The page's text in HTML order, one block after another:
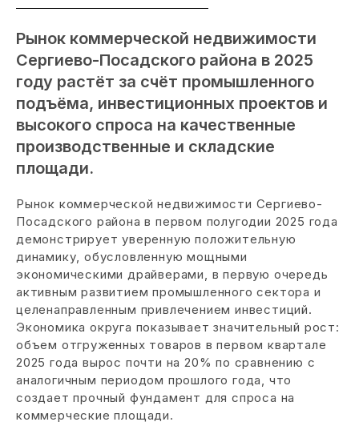
Рынок коммерческой недвижимости
Сергиево-Посадского района в 2025
году растёт за счёт промышленного
подъёма, инвестиционных проектов и
высокого спроса на качественные
производственные и складские
площади.
Рынок коммерческой недвижимости Сергиево-
Посадского района в первом полугодии 2025 года
демонстрирует уверенную положительную
динамику, обусловленную мощными
экономическими драйверами, в первую очередь
активным развитием промышленного сектора и
целенаправленным привлечением инвестиций.
Экономика округа показывает значительный рост:
объем отгруженных товаров в первом квартале
2025 года вырос почти на 20% по сравнению с
аналогичным периодом прошлого года, что
создает прочный фундамент для спроса на
коммерческие площади.